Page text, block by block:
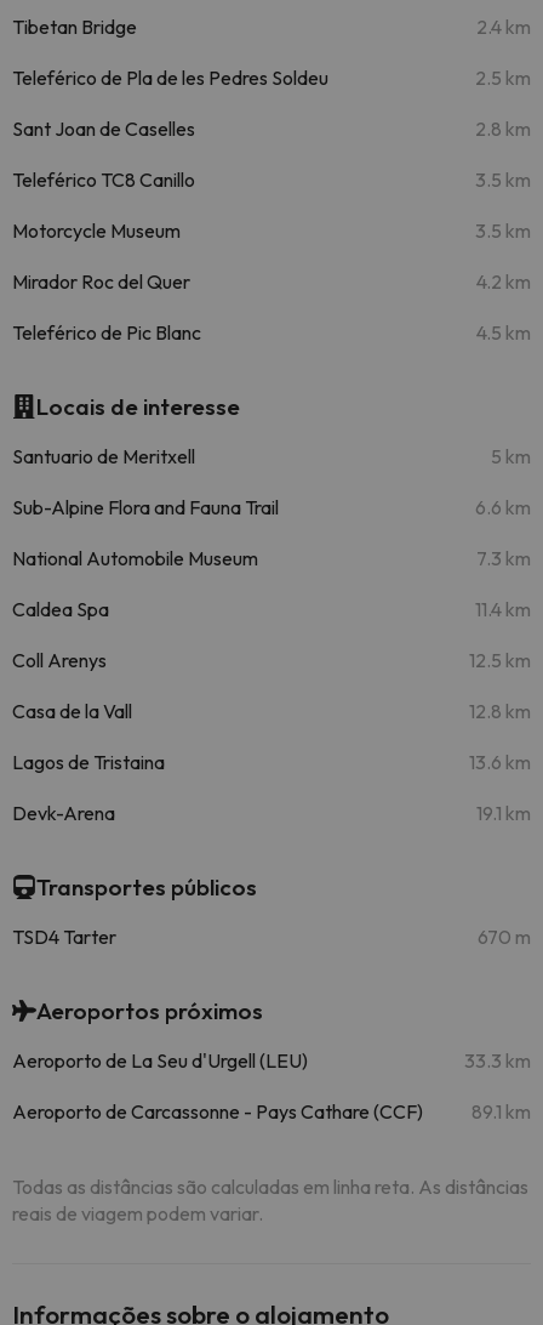
Tibetan Bridge 2.4 km
Teleférico de Pla de les Pedres Soldeu 2.5 km
Sant Joan de Caselles 2.8 km
Teleférico TC8 Canillo 3.5 km
Motorcycle Museum 3.5 km
Mirador Roc del Quer 4.2 km
Teleférico de Pic Blanc 4.5 km
Locais de interesse
Santuario de Meritxell 5 km
Sub-Alpine Flora and Fauna Trail 6.6 km
National Automobile Museum 7.3 km
Caldea Spa 11.4 km
Coll Arenys 12.5 km
Casa de la Vall 12.8 km
Lagos de Tristaina 13.6 km
Devk-Arena 19.1 km
Transportes públicos
TSD4 Tarter 670 m
Aeroportos próximos
Aeroporto de La Seu d'Urgell (LEU) 33.3 km
Aeroporto de Carcassonne - Pays Cathare (CCF) 89.1 km
Todas as distâncias são calculadas em linha reta. As distâncias
reais de viagem podem variar.
Informações sobre o alojamento